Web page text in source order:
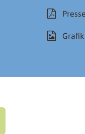
Grafik